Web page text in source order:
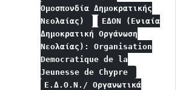
Ομοσπονδία Δημοκρατικής
Νεολαίας)
ΕΔΟΝ (Ενιαία
Δημοκρατική Οργάνωση
Νεολαίας): Organisation
Democratique de la
Jeunesse de Chypre
Ε.Δ.Ο.Ν./ Οργανωτικά